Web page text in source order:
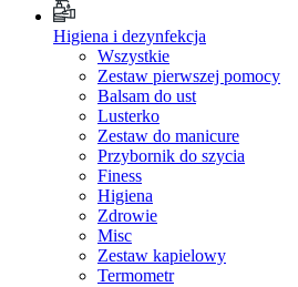
Higiena i dezynfekcja
Wszystkie
Zestaw pierwszej pomocy
Balsam do ust
Lusterko
Zestaw do manicure
Przybornik do szycia
Finess
Higiena
Zdrowie
Misc
Zestaw kapielowy
Termometr